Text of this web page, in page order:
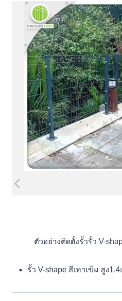
ตัวอย่างติดตั้งรั้วรั้ว V-
รั้ว V-shape สีเทาเข้ม สูง